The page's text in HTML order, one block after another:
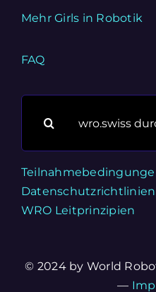
Mehr Girls in Robotik
FAQ
nach:
Datenschutzrichtlinien
WRO Leitprinzipien
© 2024 by World
—